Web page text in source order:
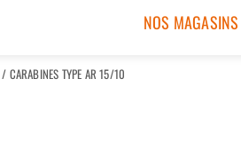
NOS MAGASINS
/ CARABINES TYPE AR 15/10